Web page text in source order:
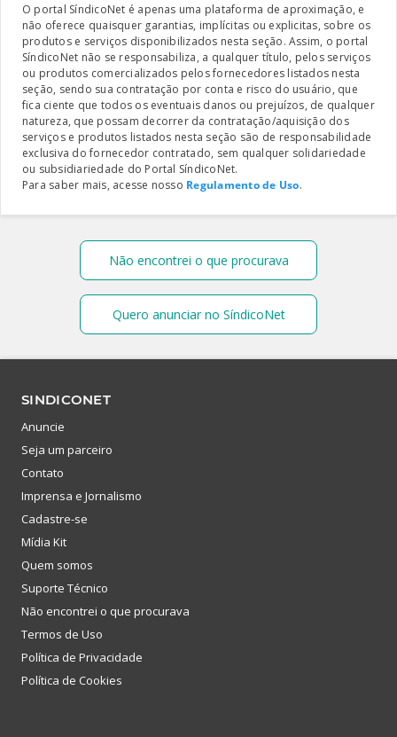
O portal SíndicoNet é apenas uma plataforma de aproximação, e
não oferece quaisquer garantias, implícitas ou explicitas, sobre os
produtos e serviços disponibilizados nesta seção. Assim, o portal
SíndicoNet não se responsabiliza, a qualquer título, pelos serviços
ou produtos comercializados pelos fornecedores listados nesta
seção, sendo sua contratação por conta e risco do usuário, que
fica ciente que todos os eventuais danos ou prejuízos, de qualquer
natureza, que possam decorrer da contratação/aquisição dos
serviços e produtos listados nesta seção são de responsabilidade
exclusiva do fornecedor contratado, sem qualquer solidariedade
ou subsidiariedade do Portal SíndicoNet.
Para saber mais, acesse nosso Regulamento de Uso.
Não encontrei o que procurava
Quero anunciar no SíndicoNet
SINDICONET
Anuncie
Seja um parceiro
Contato
Imprensa e Jornalismo
Cadastre-se
Mídia Kit
Quem somos
Suporte Técnico
Não encontrei o que procurava
Termos de Uso
Política de Privacidade
Política de Cookies